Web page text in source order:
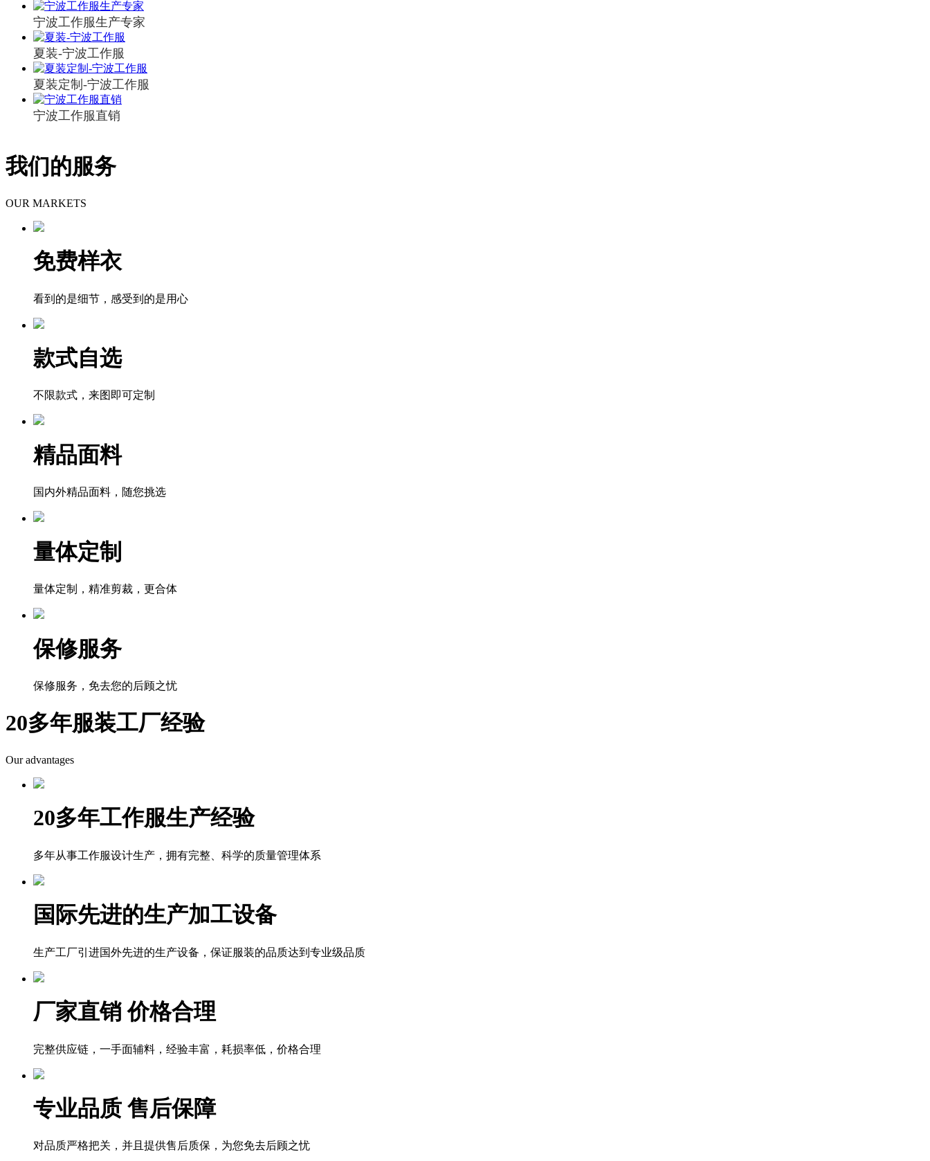
宁波工作服生产专家
夏装-宁波工作服
夏装定制-宁波工作服
宁波工作服直销
我们的服务
OUR MARKETS
免费样衣
看到的是细节，感受到的是用心
款式自选
不限款式，来图即可定制
精品面料
国内外精品面料，随您挑选
量体定制
量体定制，精准剪裁，更合体
保修服务
保修服务，免去您的后顾之忧
20多年服装工厂经验
Our advantages
20多年工作服生产经验
多年从事工作服设计生产，拥有完整、科学的质量管理体系
国际先进的生产加工设备
生产工厂引进国外先进的生产设备，保证服装的品质达到专业级品质
厂家直销 价格合理
完整供应链，一手面辅料，经验丰富，耗损率低，价格合理
专业品质 售后保障
对品质严格把关，并且提供售后质保，为您免去后顾之忧